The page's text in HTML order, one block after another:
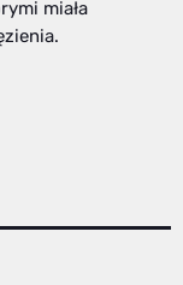
miała